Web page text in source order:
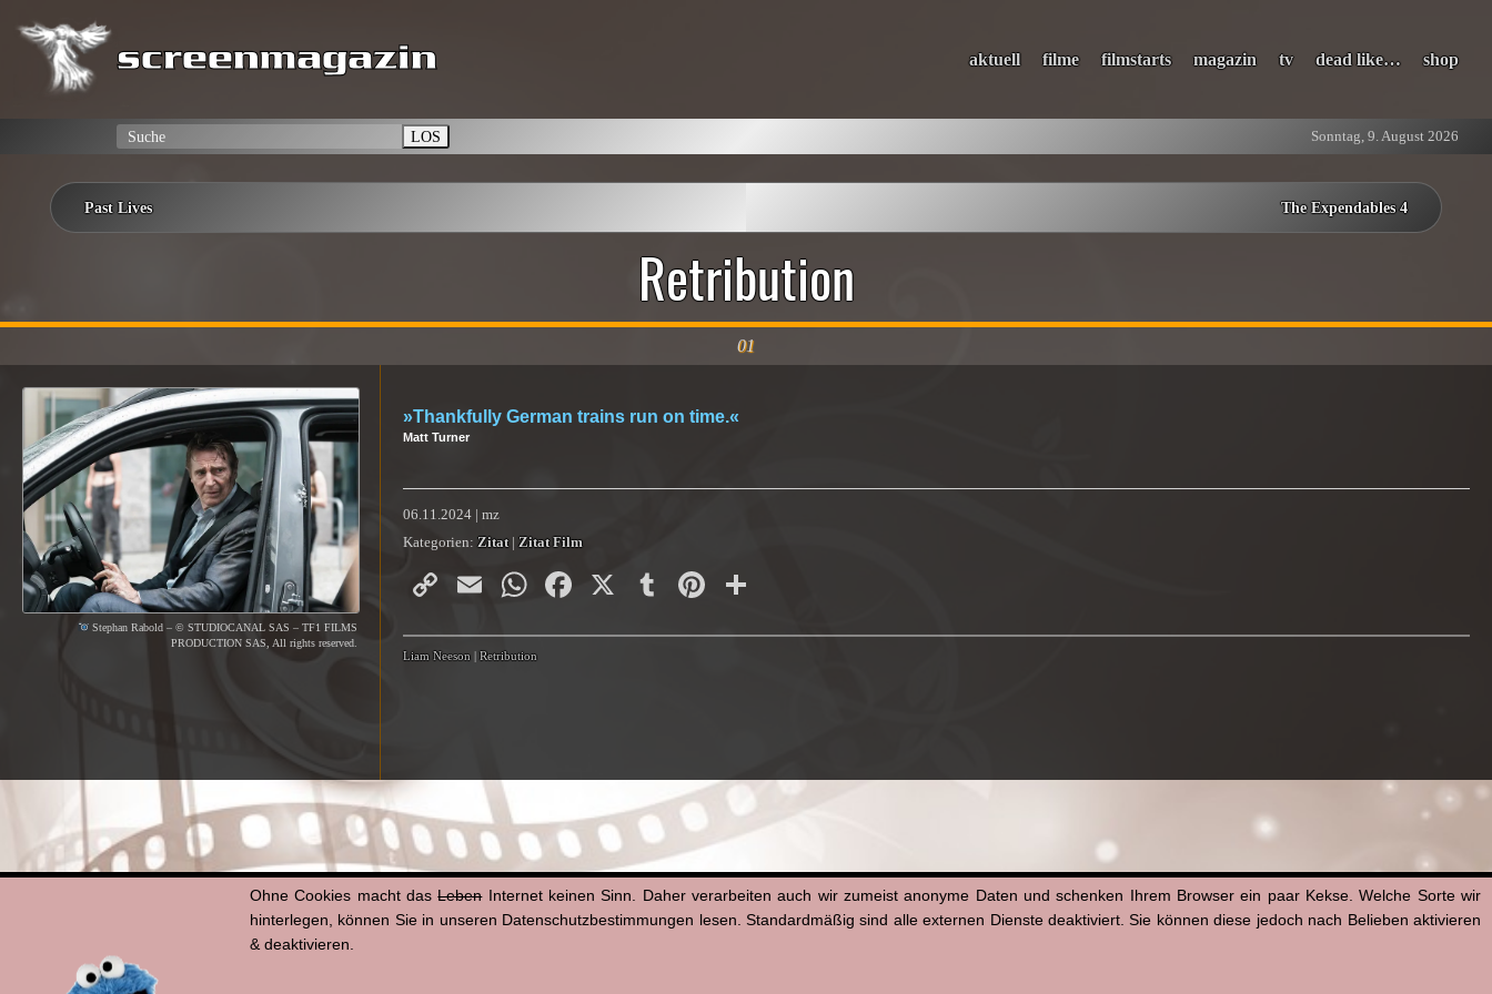
aktuell filme filmstarts magazin tv dead like… shop
LOS Sonntag, 9. August 2026
Past Lives The Expendables 4
Retribution
01
Stephan Rabold – © STUDIOCANAL SAS – TF1 FILMS
PRODUCTION SAS, All rights reserved.
»Thankfully German trains run on time.«
Matt Turner
06.11.2024 | mz
Kategorien:Zitat|Zitat Film
CopyEmailWhatsApp
Facebook
X TumblrPinterest
Liam Neeson |Retribution
Ohne Cookies macht dasLebenInternet keinen Sinn. Daher verarbeiten auch wir zumeist anonyme Daten und schenken Ihrem Browser ein paar Kekse. Welche Sorte wir
hinterlegen, können Sie in unseren Datenschutzbestimmungen lesen. Standardmäßig sind alle externen Dienste deaktiviert. Sie können diese jedoch nach Belieben aktivieren
& deaktivieren.